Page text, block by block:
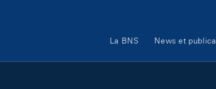
Main Navigation
La BNS News et